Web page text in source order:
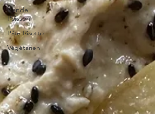
Viande
Poisson
Pâte Risotto
Végétarien